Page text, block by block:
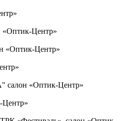
«Оптик-Центр»
«Оптик-Центр»
салон «Оптик-Центр»
Центр»